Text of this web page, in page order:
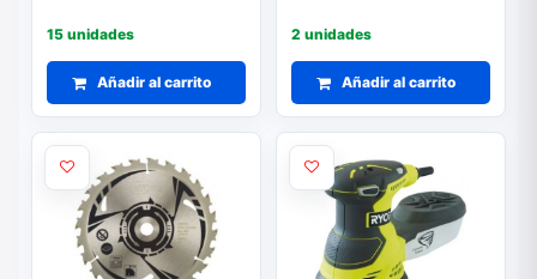
15 unidades
Añadir al carrito
2 unidades
Añadir al carrito